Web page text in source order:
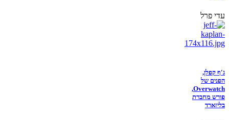
עדי פרל
ג'ף קפלן,
הפנים של
Overwatch,
פורש מחברת
בליזארד